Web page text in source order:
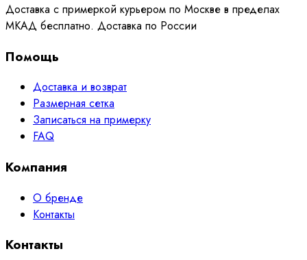
Доставка с примеркой курьером по Москве в пределах
МКАД бесплатно. Доставка по России
Помощь
Доставка и возврат
Размерная сетка
Записаться на примерку
FAQ
Компания
О бренде
Контакты
Контакты